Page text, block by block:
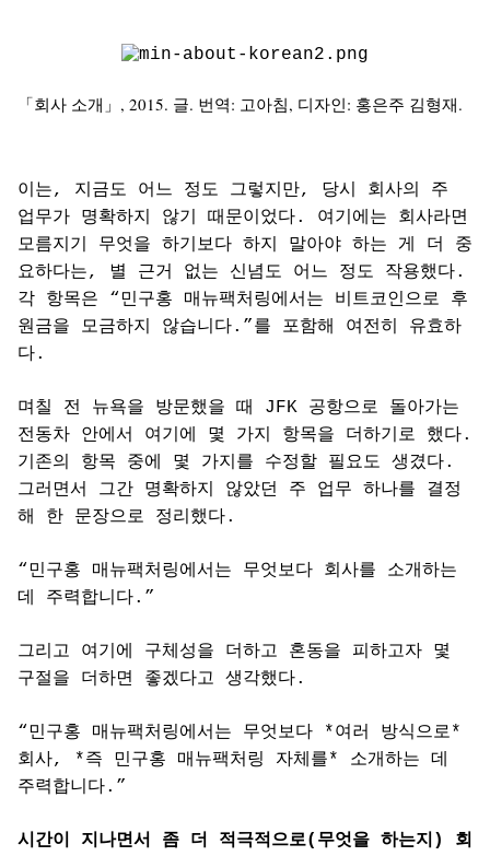
「회사 소개」, 2015. 글. 번역: 고아침, 디자인: 홍은주 김형재.
이는, 지금도 어느 정도 그렇지만, 당시 회사의 주
업무가 명확하지 않기 때문이었다. 여기에는 회사라면
모름지기 무엇을 하기보다 하지 말아야 하는 게 더 중
요하다는, 별 근거 없는 신념도 어느 정도 작용했다.
각 항목은 “민구홍 매뉴팩처링에서는 비트코인으로 후
원금을 모금하지 않습니다.”를 포함해 여전히 유효하
다.
며칠 전 뉴욕을 방문했을 때 JFK 공항으로 돌아가는
전동차 안에서 여기에 몇 가지 항목을 더하기로 했다.
기존의 항목 중에 몇 가지를 수정할 필요도 생겼다.
그러면서 그간 명확하지 않았던 주 업무 하나를 결정
해 한 문장으로 정리했다.
“민구홍 매뉴팩처링에서는 무엇보다 회사를 소개하는
데 주력합니다.”
그리고 여기에 구체성을 더하고 혼동을 피하고자 몇
구절을 더하면 좋겠다고 생각했다.
“민구홍 매뉴팩처링에서는 무엇보다 *여러 방식으로*
회사, *즉 민구홍 매뉴팩처링 자체를* 소개하는 데
주력합니다.”
시간이 지나면서 좀 더 적극적으로(무엇을 하는지) 회